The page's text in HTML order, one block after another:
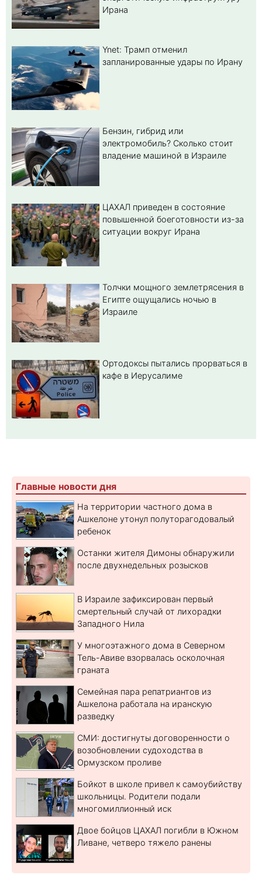
Ирана
Ynet: Трамп отменил
запланированные удары по Ирану
Бензин, гибрид или
электромобиль? Cколько стоит
владение машиной в Израиле
ЦАХАЛ приведен в состояние
повышенной боеготовности из-за
ситуации вокруг Ирана
Толчки мощного землетрясения в
Египте ощущались ночью в
Израиле
Ортодоксы пытались прорваться в
кафе в Иерусалиме
Главные новости дня
На территории частного дома в
Ашкелоне утонул полуторагодовалый
ребенок
Останки жителя Димоны обнаружили
после двухнедельных розысков
В Израиле зафиксирован первый
смертельный случай от лихорадки
Западного Нила
У многоэтажного дома в Северном
Тель-Авиве взорвалась осколочная
граната
Семейная пара репатриантов из
Ашкелона работала на иранскую
разведку
СМИ: достигнуты договоренности о
возобновлении судоходства в
Ормузском проливе
Бойкот в школе привел к самоубийству
школьницы. Родители подали
многомиллионный иск
Двое бойцов ЦАХАЛ погибли в Южном
Ливане, четверо тяжело ранены